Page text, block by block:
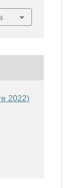
2022)